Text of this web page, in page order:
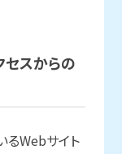
セスからの
るWebサイト